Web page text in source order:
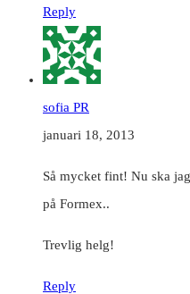
Reply
sofia PR
januari 18, 2013
Så mycket fint! Nu ska
på Formex..
Trevlig helg!
Reply